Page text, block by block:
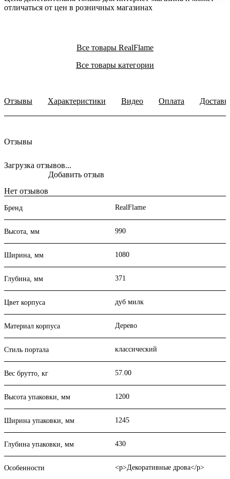
отличаться от цен в розничных магазинах
Все товары RealFlame
Все товары категории
Отзывы Характеристики Видео Оплата
Отзывы
Загрузка отзывов...
Нет отзывов
Добавить отзыв
Бренд RealFlame
Высота, мм 990
Ширина, мм 1080
Глубина, мм 371
Цвет корпуса дуб милк
Материал корпуса Дерево
Стиль портала классический
Вес брутто, кг 57.00
Высота упаковки, мм 1200
Ширина упаковки, мм 1245
Глубина упаковки, мм 430
Особенности <p>Декоративные дрова</p>